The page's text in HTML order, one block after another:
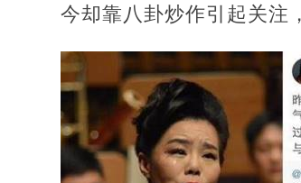
今却靠八卦炒作引起关注